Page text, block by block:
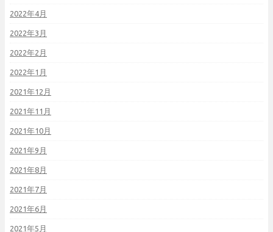
2022年4月
2022年3月
2022年2月
2022年1月
2021年12月
2021年11月
2021年10月
2021年9月
2021年8月
2021年7月
2021年6月
2021年5月